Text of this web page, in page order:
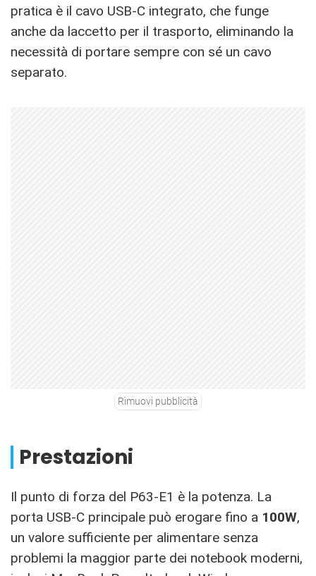
pratica è il cavo USB-C integrato, che funge
anche da laccetto per il trasporto, eliminando la
necessità di portare sempre con sé un cavo
separato.
Rimuovi pubblicità
Prestazioni
Il punto di forza del P63-E1 è la potenza. La
porta USB-C principale può erogare fino a 100W,
un valore sufficiente per alimentare senza
problemi la maggior parte dei notebook moderni,